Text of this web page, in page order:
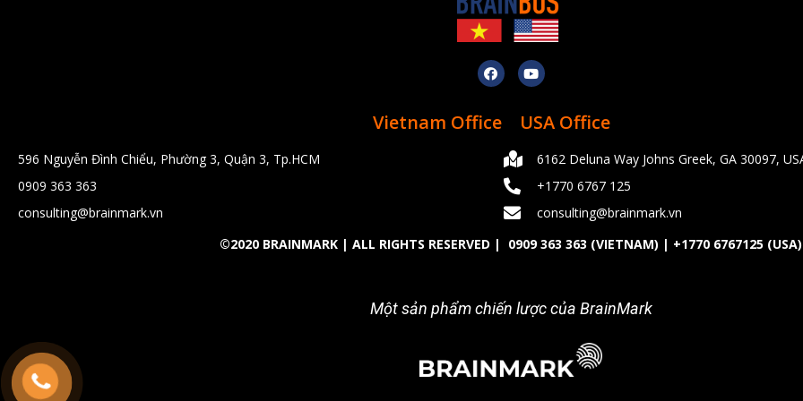
Vietnam Office
596 Nguyễn Đình Chiểu, Phường 3, Quận 3, Tp.HCM
0909 363 363
consulting@brainmark.vn
USA Office
6162 Deluna Way Johns Greek, GA 30097,
+1770 6767 125
consulting@brainmark.vn
©2020 BRAINMARK | ALL RIGHTS RESERVED |
0909 363 363 (VIETNAM) | +1770 6767125 (USA)
Một sản phẩm chiến lược của BrainMark